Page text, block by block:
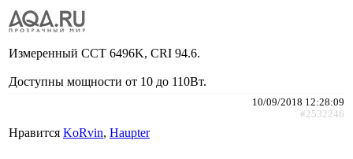
Измеренный CCT 6496K, CRI 94.6.
Доступны мощности от 10 до 110Вт.
10/09/2018 12:28:09
#2532246
Нравится KoRvin, Haupter